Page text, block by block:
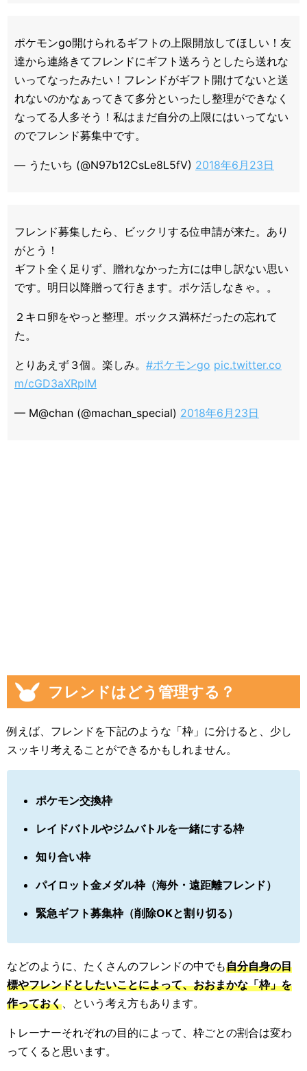
ポケモンgo開けられるギフトの上限開放してほしい！友
達から連絡きてフレンドにギフト送ろうとしたら送れな
いってなったみたい！フレンドがギフト開けてないと送
れないのかなぁってきて多分といったし整理ができなく
なってる人多そう！私はまだ自分の上限にはいってない
のでフレンド募集中です。
— うたいち (@N97b12CsLe8L5fV) 2018年6月23日
フレンド募集したら、ビックリする位申請が来た。あり
がとう！
ギフト全く足りず、贈れなかった方には申し訳ない思い
です。明日以降贈って行きます。ポケ活しなきゃ。。
２キロ卵をやっと整理。ボックス満杯だったの忘れて
た。
とりあえず３個。楽しみ。 #ポケモンgo pic.twitter.co
m/cGD3aXRpIM
— M@chan (@machan_special) 2018年6月23日
フレンドはどう管理する？
例えば、フレンドを下記のような「枠」に分けると、少し
スッキリ考えることができるかもしれません。
ポケモン交換枠
レイドバトルやジムバトルを一緒にする枠
知り合い枠
パイロット金メダル枠（海外・遠距離フレンド）
緊急ギフト募集枠（削除OKと割り切る）
などのように、たくさんのフレンドの中でも自分自身の目
標やフレンドとしたいことによって、おおまかな「枠」を
作っておく、という考え方もあります。
トレーナーそれぞれの目的によって、枠ごとの割合は変わ
ってくると思います。